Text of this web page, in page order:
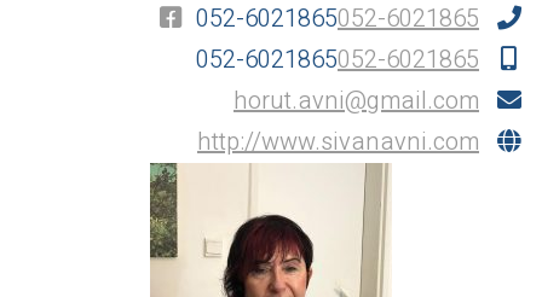
052-6021865052-6021865
052-6021865052-6021865
horut.avni@gmail.com
http://www.sivanavni.com